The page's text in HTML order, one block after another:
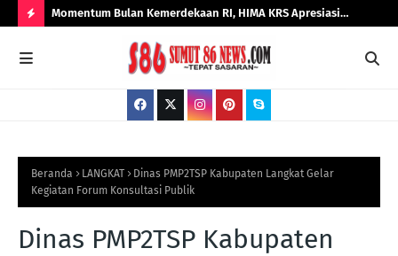
O
S
Momentum Bulan Kemerdekaan RI, HIMA KRS Apresiasi
Kinerja Progresif Kalapas Tanjungbalai, Refin Tua Simanullang
Beranda LANGKAT
Dinas PMP2TSP Kabupaten Langkat Gelar
Kegiatan Forum Konsultasi Publik
Dinas PMP2TSP Kabupaten